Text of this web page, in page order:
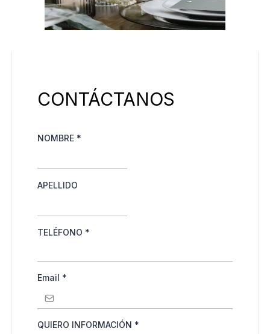
CONTÁCTANOS
NOMBRE *
APELLIDO
TELÉFONO *
Email *
QUIERO INFORMACIÓN *